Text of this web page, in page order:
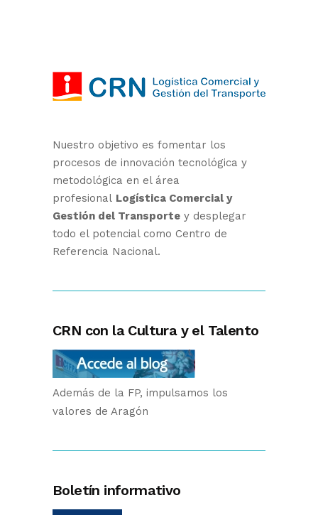
Nuestro objetivo es fomentar los
procesos de innovación tecnológica y
metodológica en el área
profesional Logística Comercial y
Gestión del Transporte y desplegar
todo el potencial como Centro de
Referencia Nacional.
CRN con la Cultura y el Talento
Además de la FP, impulsamos los
valores de Aragón
Boletín informativo